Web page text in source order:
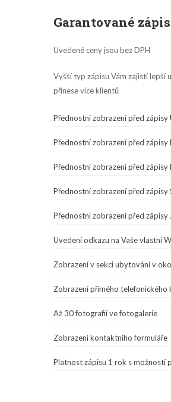
Garantované
Uvedené ceny jsou bez DPH
Vyšší typ zápisu Vám zajistí lepší
přinese více klientů
Přednostní zobrazení před zápisy
Přednostní zobrazení před zápisy
Přednostní zobrazení před zápisy
Přednostní zobrazení před zápisy
Přednostní zobrazení před zápisy
Uvedení odkazu na Vaše vlastní
Zobrazení v sekci ubytování v
Zobrazení přímého telefonického
Až 30 fotografií ve fotogalerie
Zobrazení kontaktního formuláře
Platnost zápisu 1 rok s možností